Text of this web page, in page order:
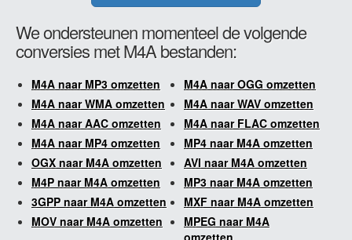
We ondersteunen momenteel de volgende
conversies met M4A bestanden:
M4A naar MP3 omzetten
M4A naar OGG omzetten
M4A naar WMA omzetten
M4A naar WAV omzetten
M4A naar AAC omzetten
M4A naar FLAC omzetten
M4A naar MP4 omzetten
MP4 naar M4A omzetten
OGX naar M4A omzetten
AVI naar M4A omzetten
M4P naar M4A omzetten
MP3 naar M4A omzetten
3GPP naar M4A omzetten
MXF naar M4A omzetten
MOV naar M4A omzetten
MPEG naar M4A
omzetten